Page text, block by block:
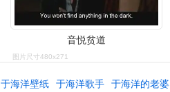
音悦贫道
图片尺寸480x271
于海洋壁纸 于海洋歌手 于海洋的老婆